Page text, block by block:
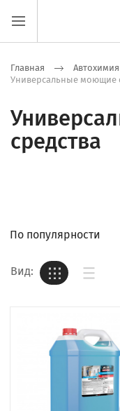
Главная
Универсальные моющие
средства
По популярности
Вид: